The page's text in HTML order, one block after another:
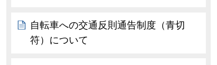
自転車への交通反則通告制度（青切
符）について